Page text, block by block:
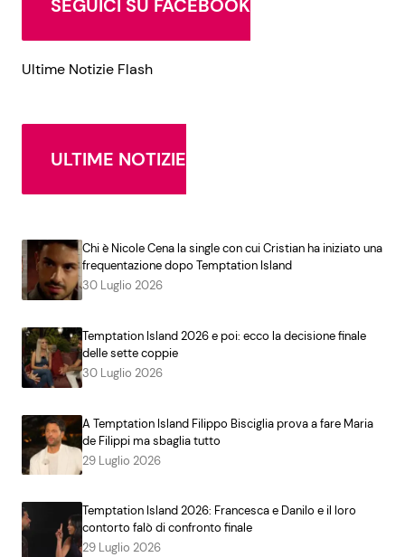
SEGUICI SU FACEBOOK
Ultime Notizie Flash
ULTIME NOTIZIE
Chi è Nicole Cena la single con cui Cristian ha iniziato una
frequentazione dopo Temptation Island
30 Luglio 2026
Temptation Island 2026 e poi: ecco la decisione finale
delle sette coppie
30 Luglio 2026
A Temptation Island Filippo Bisciglia prova a fare Maria
de Filippi ma sbaglia tutto
29 Luglio 2026
Temptation Island 2026: Francesca e Danilo e il loro
contorto falò di confronto finale
29 Luglio 2026